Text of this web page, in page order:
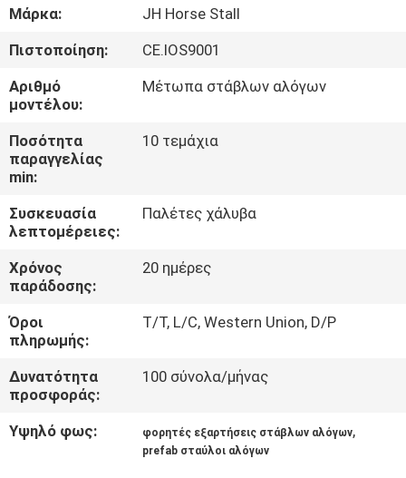
ΓΎΡΟΣ
ΕΡΓΟΣΤΑΣΊΩΝ
ΠΟΙΟΤΙΚΌΣ
ΈΛΕΓΧΟΣ
ΕΛΆΤΕ
ΣΕ
ΕΠΑΦΉ
ΜΕ
ΖΗΤΉΣΤΕ
ΈΝΑ
ΑΠΌΣΠΑΣΜΑ
Μάρκα:
JH Horse Stall
Πιστοποίηση:
CE.IOS9001
Αριθμό
μοντέλου:
Μέτωπα στάβλων αλόγων
Ποσότητα
παραγγελίας
min:
10 τεμάχια
Συσκευασία
λεπτομέρειες:
Παλέτες χάλυβα
Χρόνος
παράδοσης:
20 ημέρες
Όροι
πληρωμής:
T/T, L/C, Western Union, D/P
Δυνατότητα
προσφοράς:
100 σύνολα/μήνας
Υψηλό φως: φορητές εξαρτήσεις στάβλων αλόγων,
prefab σταύλοι αλόγων